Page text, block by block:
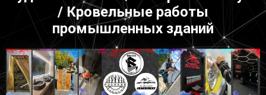
/ Кровельные работы
промышленных зданий